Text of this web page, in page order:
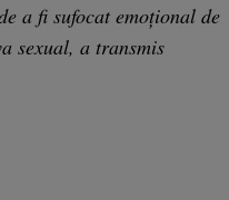
a fi sufocat emoţional de
sexual, a transmis